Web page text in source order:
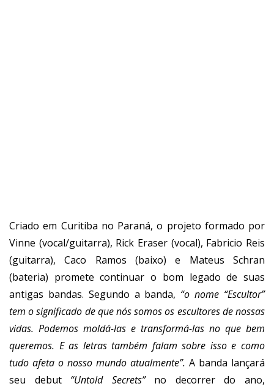
Criado em Curitiba no Paraná, o projeto formado por
Vinne (vocal/guitarra), Rick Eraser (vocal), Fabricio Reis
(guitarra), Caco Ramos (baixo) e Mateus Schran
(bateria) promete continuar o bom legado de suas
antigas bandas. Segundo a banda, “o nome “Escultor”
tem o significado de que nós somos os escultores de nossas
vidas. Podemos moldá-las e transformá-las no que bem
queremos. E as letras também falam sobre isso e como
tudo afeta o nosso mundo atualmente”. A banda lançará
seu debut “Untold Secrets” no decorrer do ano,